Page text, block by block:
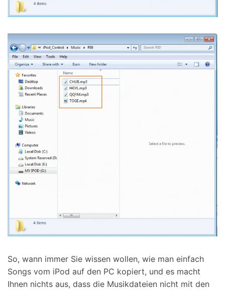
So, wann immer Sie wissen wollen, wie man einfach
Songs vom iPod auf den PC kopiert, und es macht
Ihnen nichts aus, dass die Musikdateien nicht mit den